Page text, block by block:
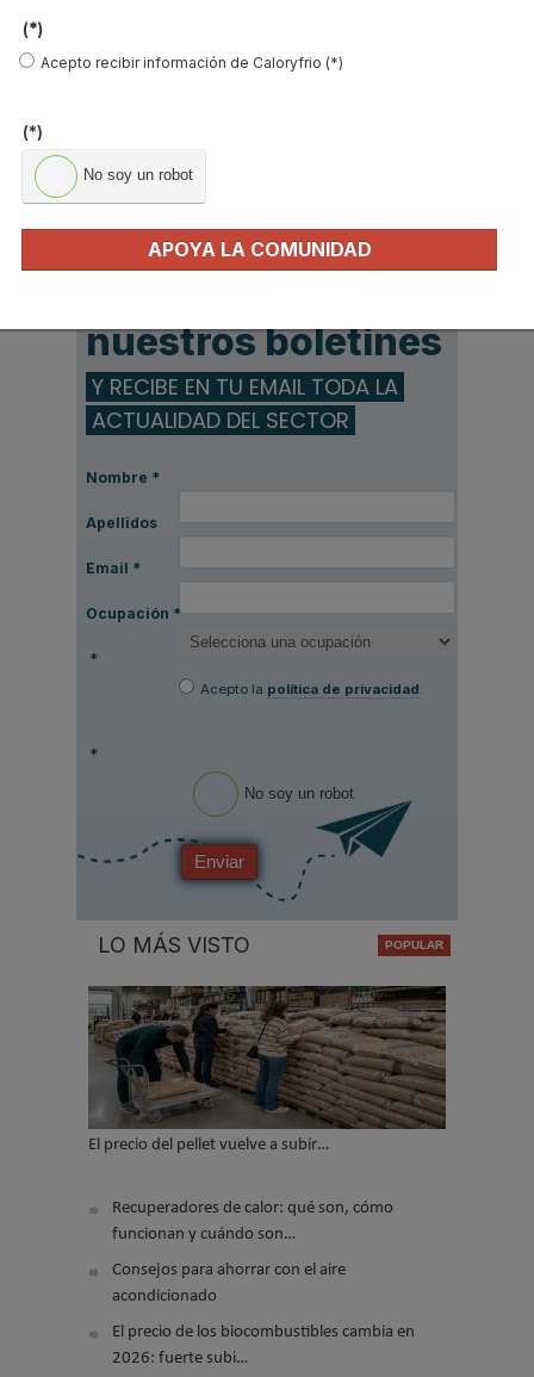
Solo el 13% de los hogares cuenta con
aerotermia: las falsas creencias que todavía
frenan su adopción en España
nuestros boletines
Y RECIBE EN TU EMAIL TODA LA
ACTUALIDAD DEL SECTOR
Nombre *
Apellidos
Email *
Ocupación *
*
Acepto la política de privacidad.
*
No soy un robot
Enviar
LO MÁS VISTO
El precio del pellet vuelve a subir…
Recuperadores de calor: qué son, cómo
funcionan y cuándo son…
Consejos para ahorrar con el aire
acondicionado
El precio de los biocombustibles cambia en
2026: fuerte subi…
(*)
Acepto recibir información de Caloryfrio (*)
(*)
No soy un robot
APOYA LA COMUNIDAD